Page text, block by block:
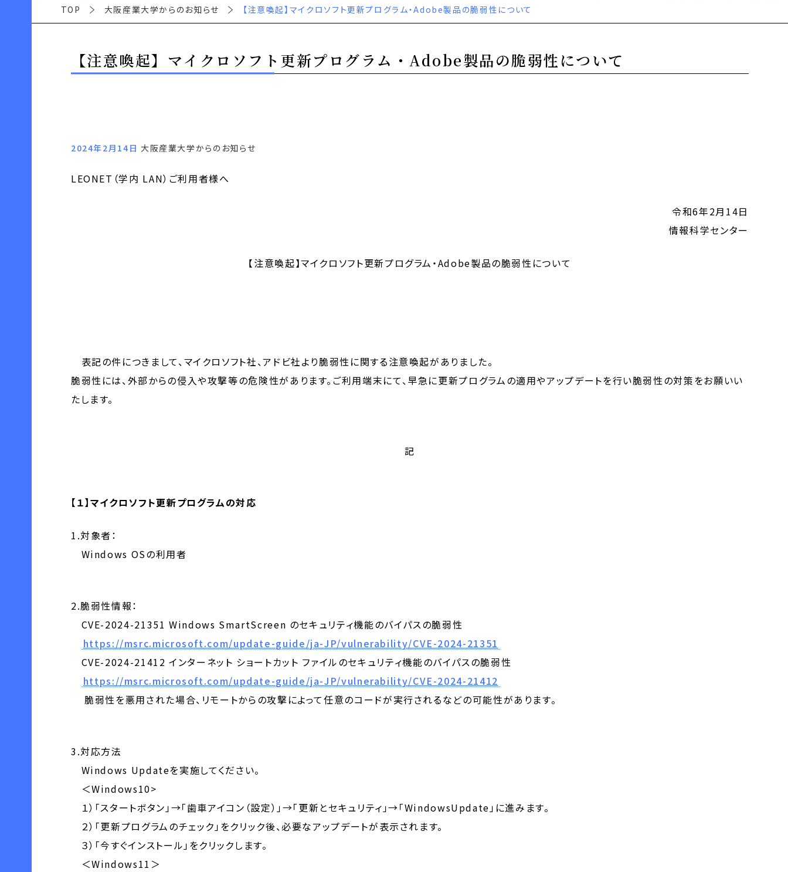
TOP 大阪産業大学からのお知らせ 【注意喚起】マイクロソフト更新プログラム・Adobe製品の脆弱性について
【注意喚起】マイクロソフト更新プログラム・Adobe製品の脆弱性について
2024年2月14日 大阪産業大学からのお知らせ
LEONET（学内 LAN）ご利用者様へ
令和6年2月14日
情報科学センター
【注意喚起】マイクロソフト更新プログラム・Adobe製品の脆弱性について
表記の件につきまして、マイクロソフト社、アドビ社より脆弱性に関する注意喚起がありました。
脆弱性には、外部からの侵入や攻撃等の危険性があります。ご利用端末にて、早急に更新プログラムの適用やアップデートを行い脆弱性の対策をお願いい
たします。
記
【１】マイクロソフト更新プログラムの対応
1.対象者：
Windows OSの利用者
2.脆弱性情報：
CVE-2024-21351 Windows SmartScreen のセキュリティ機能のバイパスの脆弱性
https://msrc.microsoft.com/update-guide/ja-JP/vulnerability/CVE-2024-21351
CVE-2024-21412 インターネット ショートカット ファイルのセキュリティ機能のバイパスの脆弱性
https://msrc.microsoft.com/update-guide/ja-JP/vulnerability/CVE-2024-21412
脆弱性を悪用された場合、リモートからの攻撃によって任意のコードが実行されるなどの可能性があります。
3.対応方法
Windows Updateを実施してください。
＜Windows10>
１）「スタートボタン」→「歯車アイコン（設定）」→「更新とセキュリティ」→「WindowsUpdate」に進みます。
２）「更新プログラムのチェック」をクリック後、必要なアップデートが表示されます。
３）「今すぐインストール」をクリックします。
＜Windows11＞